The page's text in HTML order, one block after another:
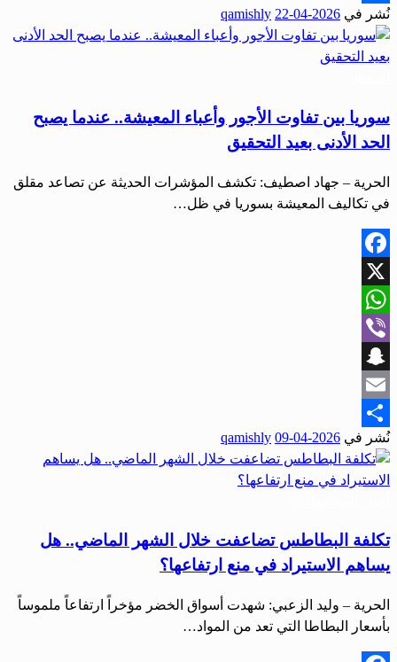
Share
نُشر في 2026-04-22
qamishly
سوريا بين تفاوت الأجور وأعباء المعيشة.. عندما يصبح
الحد الأدنى بعيد التحقيق
الحرية – جهاد اصطيف: تكشف المؤشرات الحديثة عن تصاعد مقلق
في تكاليف المعيشة بسوريا في ظل…
Facebook
X
WhatsApp
Viber
Snapchat
Email
Share
نُشر في 2026-04-09
qamishly
تكلفة البطاطس تضاعفت خلال الشهر الماضي.. هل
يساهم الاستيراد في منع ارتفاعها؟
الحرية – وليد الزعبي: شهدت أسواق الخضر مؤخراً ارتفاعاً ملموساً
بأسعار البطاطا التي تعد من المواد…